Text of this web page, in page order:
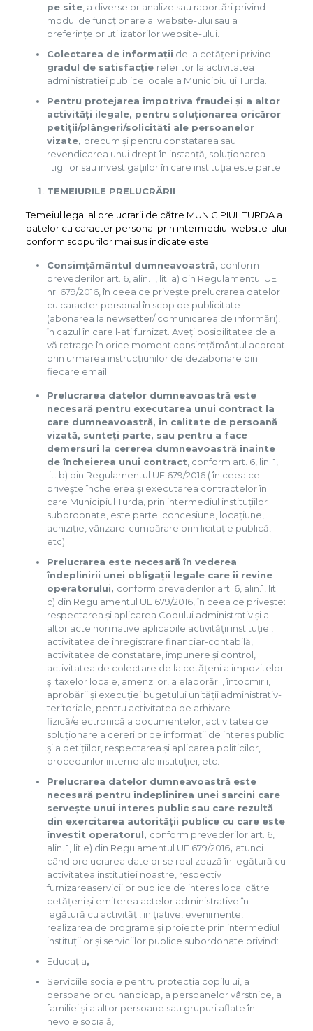
pe site, a diverselor analize sau raportări privind
modul de funcționare al website-ului sau a
preferințelor utilizatorilor website-ului.
Colectarea de informații de la cetățeni privind
gradul de satisfacție referitor la activitatea
administrației publice locale a Municipiului Turda.
Pentru protejarea împotriva fraudei și a altor
activități ilegale, pentru soluționarea oricăror
petiții/plângeri/solicităti ale persoanelor
vizate, precum și pentru constatarea sau
revendicarea unui drept în instanță, soluționarea
litigiilor sau investigațiilor în care instituția este parte.
TEMEIURILE PRELUCRĂRII
Temeiul legal al prelucrarii de către MUNICIPIUL TURDA a
datelor cu caracter personal prin intermediul website-ului
conform scopurilor mai sus indicate este:
Consimțământul dumneavoastră, conform
prevederilor art. 6, alin. 1, lit. a) din Regulamentul UE
nr. 679/2016, în ceea ce privește prelucrarea datelor
cu caracter personal în scop de publicitate
(abonarea la newsetter/ comunicarea de informări),
în cazul în care l-ați furnizat. Aveți posibilitatea de a
vă retrage în orice moment consimțământul acordat
prin urmarea instrucțiunilor de dezabonare din
fiecare email.
Prelucrarea datelor dumneavoastră este
necesară pentru executarea unui contract la
care dumneavoastră, în calitate de persoană
vizată, sunteți parte, sau pentru a face
demersuri la cererea dumneavoastră înainte
de încheierea unui contract , conform art. 6, lin. 1,
lit. b) din Regulamentul UE 679/2016 ( în ceea ce
privește încheierea și executarea contractelor în
care Municipiul Turda, prin intermediul instituțiilor
subordonate, este parte: concesiune, locațiune,
achiziție, vânzare-cumpărare prin licitație publică,
etc).
Prelucrarea este necesară în vederea
îndeplinirii unei obligații legale care îi revine
operatorului, conform prevederilor art. 6, alin.1, lit.
c) din Regulamentul UE 679/2016, în ceea ce privește:
respectarea și aplicarea Codului administrativ și a
altor acte normative aplicabile activității instituției,
activitatea de înregistrare financiar-contabilă,
activitatea de constatare, impunere și control,
activitatea de colectare de la cetățeni a impozitelor
și taxelor locale, amenzilor, a elaborării, întocmirii,
aprobării și execuției bugetului unității administrativ-
teritoriale, pentru activitatea de arhivare
fizică/electronică a documentelor, activitatea de
soluționare a cererilor de informații de interes public
și a petițiilor, respectarea și aplicarea politicilor,
procedurilor interne ale instituției, etc.
Prelucrarea datelor dumneavoastră este
necesară pentru îndeplinirea unei sarcini care
servește unui interes public sau care rezultă
din exercitarea autorității publice cu care este
învestit operatorul, conform prevederilor art. 6,
alin. 1, lit.e) din Regulamentul UE 679/2016, atunci
când prelucrarea datelor se realizează în legătură cu
activitatea instituției noastre, respectiv
furnizareaserviciilor publice de interes local către
cetățeni și emiterea actelor administrative în
legătură cu activități, inițiative, evenimente,
realizarea de programe și proiecte prin intermediul
instituțiilor și serviciilor publice subordonate privind:
Educația,
Serviciile sociale pentru protecția copilului, a
persoanelor cu handicap, a persoanelor vârstnice, a
familiei și a altor persoane sau grupuri aflate în
nevoie socială,